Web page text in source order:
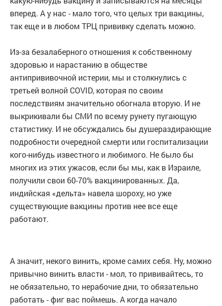
вперед. А у нас - мало того, что целых три вакцины,
так еще и в любом ТРЦ прививку сделать можно.
Из-за безалаберного отношения к собственному
здоровью и нарастанию в обществе
антипрививочной истерии, мы и столкнулись с
третьей волной COVID, которая по своим
последствиям значительно обогнала вторую. И не
выкрикивали бы СМИ по всему рунету пугающую
статистику. И не обсуждались бы душераздирающие
подробности очередной смерти или госпитализации
кого-нибудь известного и любимого. Не было бы
многих из этих ужасов, если бы мы, как в Израиле,
получили свои 60-70% вакцинированных. Да,
индийская «дельта» навела шороху, но уже
существующие вакцины против нее все еще
работают.
А значит, некого винить, кроме самих себя. Ну, можно
привычно винить власти - мол, то прививайтесь, то
не обязательно, то нерабочие дни, то обязательно
работать - фиг вас поймешь. А когда начало